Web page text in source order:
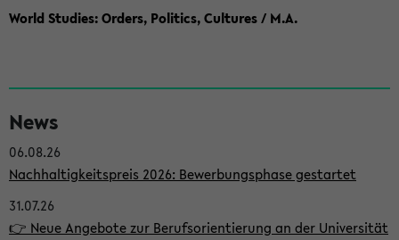
World Studies: Orders, Politics, Cultures / M.A.
e
i
t
e
News
06.08.26
Nachhaltigkeitspreis 2026: Bewerbungsphase gestartet
31.07.26
👉 Neue Angebote zur Berufsorientierung an der Universität